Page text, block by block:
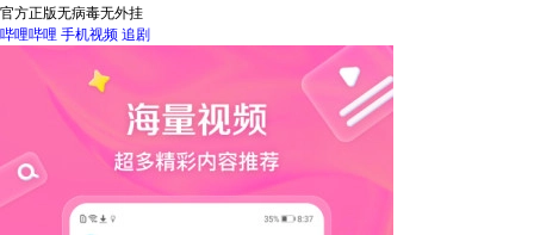
官方正版无病毒无外挂
哔哩哔哩 手机视频 追剧